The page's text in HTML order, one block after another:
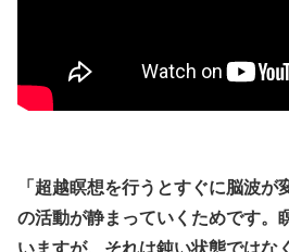
「超越瞑想を行うとすぐに脳波
の活動が静まっていくためです。
いますが、それは鈍い状態ではな